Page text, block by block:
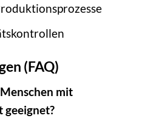
(FAQ)
mit